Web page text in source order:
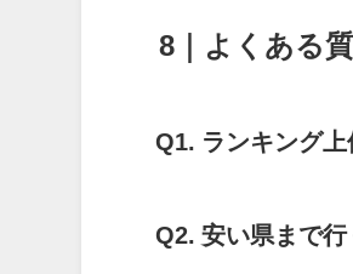
8｜よくある
Q1. ランキング
Q2. 安い県まで行